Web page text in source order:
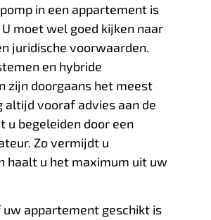
in een appartement is
moet wel goed kijken naar
juridische voorwaarden.
en hybride
zijn doorgaans het meest
altijd vooraf advies aan de
u begeleiden door een
Zo vermijdt u
haalt u het maximum uit uw
appartement geschikt is